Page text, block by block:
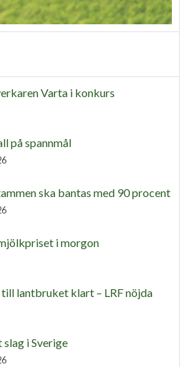
Varta i konkurs
på spannmål
ska bantas med 90 procent
i morgon
lantbruket klart – LRF nöjda
i Sverige